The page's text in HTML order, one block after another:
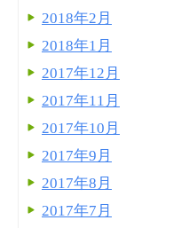
2018年2月
2018年1月
2017年12月
2017年11月
2017年10月
2017年9月
2017年8月
2017年7月